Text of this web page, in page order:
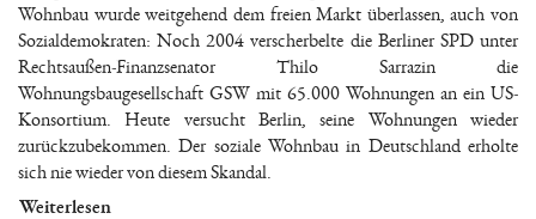
Wohnbau wurde weitgehend dem freien Markt überlassen, auch von
Sozialdemokraten: Noch 2004 verscherbelte die Berliner SPD unter
Rechtsaußen-Finanzsenator Thilo Sarrazin die
Wohnungsbaugesellschaft GSW mit 65.000 Wohnungen an ein US-
Konsortium. Heute versucht Berlin, seine Wohnungen wieder
zurückzubekommen. Der soziale Wohnbau in Deutschland erholte
sich nie wieder von diesem Skandal.
Weiterlesen